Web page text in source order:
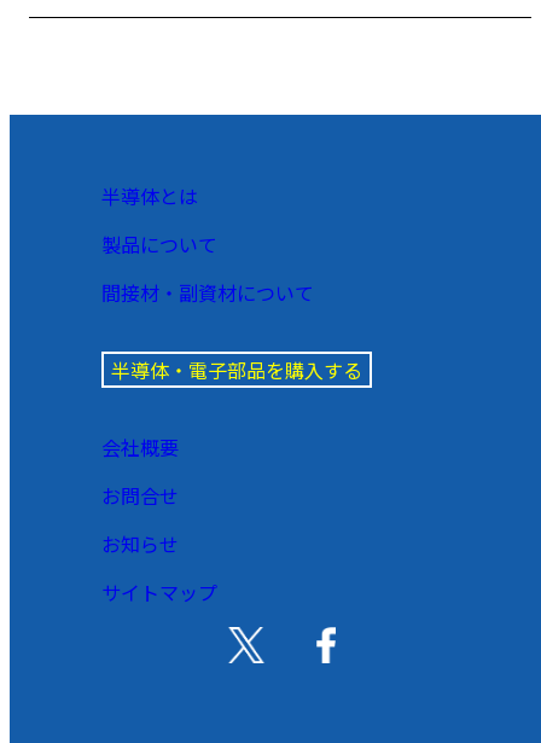
半導体とは
製品について
間接材・副資材について
半導体・電子部品を購入する
会社概要
お問合せ
お知らせ
サイトマップ